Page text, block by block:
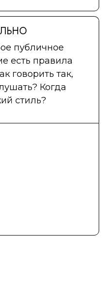
публичное
есть правила
говорить так,
Когда
стиль?